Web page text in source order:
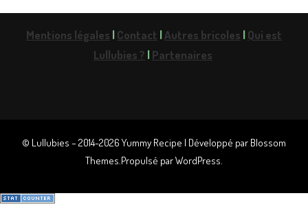
Mentions légales |Contact |Autres bricoles |Qui est
Lullubies ? |Partenaires
© Lullubies – 2014-2026Yummy Recipe | Développé par Blossom
Themes.Propulsé parWordPress.